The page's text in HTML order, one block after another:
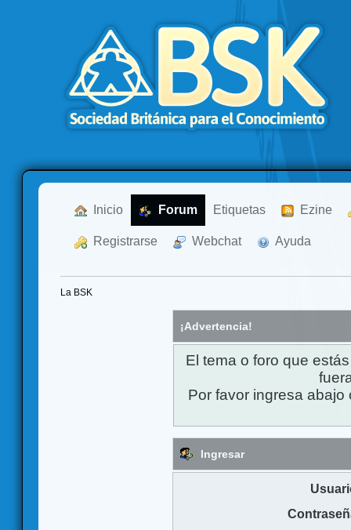
Inicio Forum Etiquetas Ezine
Registrarse Webchat Ayuda
La BSK
¡Advertencia!
El tema o foro que
Por favor ingresa
Ingresar